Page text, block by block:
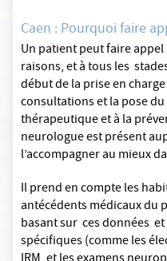
Caen : Pourquoi faire
Un patient peut faire
raisons, et à tous les
début de la prise en
consultations et la pose
thérapeutique et à la
neurologue est présent
l’accompagner au mieux
Il prend en compte les
antécédents médicaux du
basant sur ces données et
spécifiques (comme les